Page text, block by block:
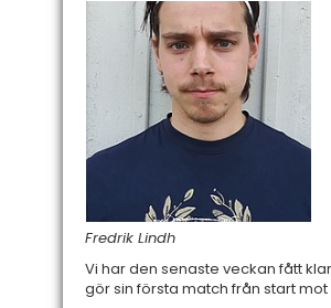
Fredrik Lindh
Vi har den senaste veckan fått
gör sin första match från start mot